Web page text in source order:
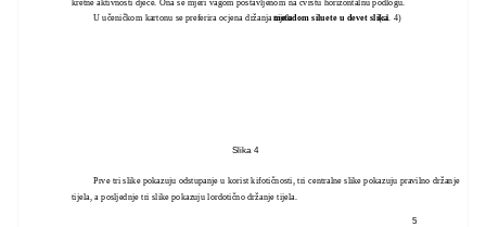
5
kretne aktivnosti djece. Ona se mjeri vagom postavljenom na čvrstu horizontalnu podlogu.
U učeničkom kartonu se preferira ocjena držanja tijelametodom siluete u devet slika(sl. 4)
Prve tri slike pokazuju odstupanje u korist kifotičnosti, tri centralne slike pokazuju pravilno držanje
tijela, a posljednje tri slike pokazuju lordotično držanje tijela.
Slika 4